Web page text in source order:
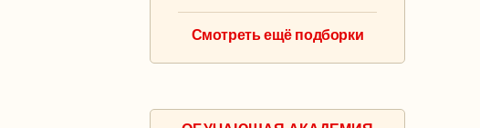
Смотреть ещё подборки